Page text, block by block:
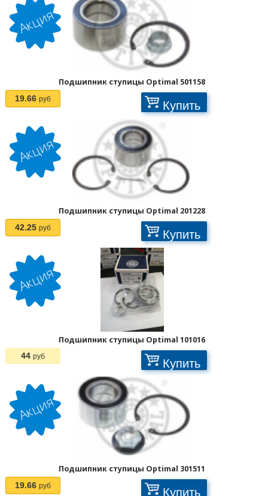
Подшипник ступицы Optimal 501158
19.66 руб Купить
Подшипник ступицы Optimal 201228
42.25 руб Купить
Подшипник ступицы Optimal 101016
44 руб Купить
Подшипник ступицы Optimal 301511
19.66 руб Купить